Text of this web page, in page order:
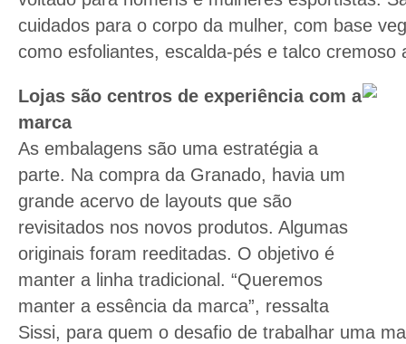
cuidados para o corpo da mulher, com base
como esfoliantes, escalda-pés e talco cremoso
Lojas são centros de experiência com a
marca
As embalagens são uma estratégia a
parte. Na compra da Granado, havia um
grande acervo de layouts que são
revisitados nos novos produtos. Algumas
originais foram reeditadas. O objetivo é
manter a linha tradicional. “Queremos
manter a essência da marca”, ressalta
Sissi, para quem o desafio de trabalhar uma